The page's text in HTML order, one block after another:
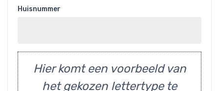
Huisnummer
Hier komt een voorbeeld van
het gekozen lettertype te